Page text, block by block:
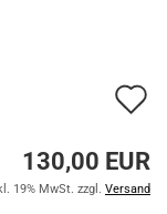
130,00 EUR
19% MwSt. zzgl. Versand